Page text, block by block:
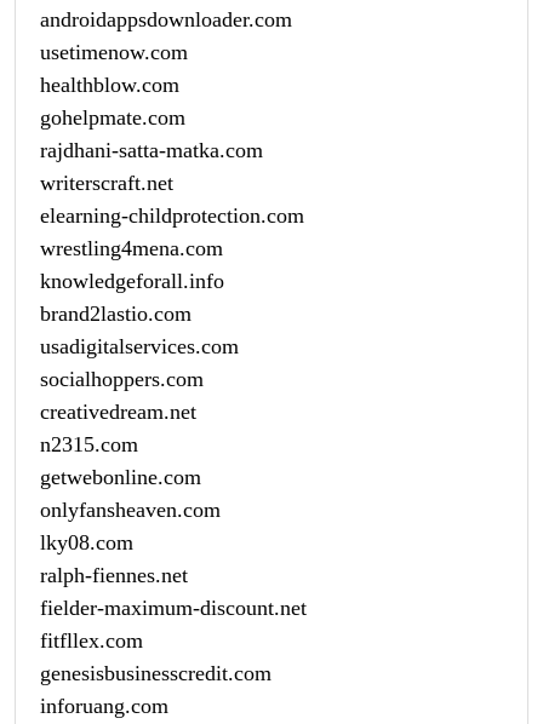
androidappsdownloader.com
usetimenow.com
healthblow.com
gohelpmate.com
rajdhani-satta-matka.com
writerscraft.net
elearning-childprotection.com
wrestling4mena.com
knowledgeforall.info
brand2lastio.com
usadigitalservices.com
socialhoppers.com
creativedream.net
n2315.com
getwebonline.com
onlyfansheaven.com
lky08.com
ralph-fiennes.net
fielder-maximum-discount.net
fitfllex.com
genesisbusinesscredit.com
inforuang.com